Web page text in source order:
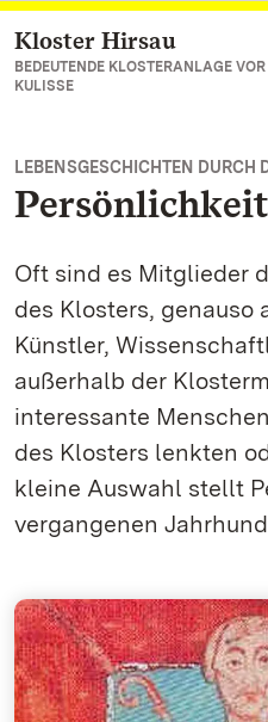
Zum Hauptinhalt springen
Kloster Hirsau
BEDEUTENDE KLOSTERANLAGE
KULISSE
LEBENSGESCHICHTEN DURCH
Oft sind es Mitglieder
des Klosters, genauso
Künstler,
außerhalb der
interessante
des Klosters lenkten
kleine Auswahl stellt
vergangenen